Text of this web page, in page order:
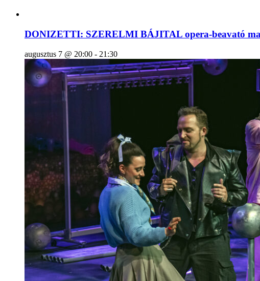
DONIZETTI: SZERELMI BÁJITAL opera-beavató
augusztus 7 @ 20:00 - 21:30